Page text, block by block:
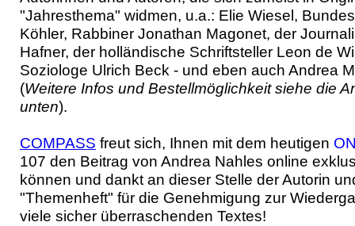
"Jahresthema" widmen, u.a.: Elie Wiesel,
Köhler, Rabbiner Jonathan Magonet, der
Hafner, der holländische Schriftsteller Leon de
Soziologe Ulrich Beck - und eben auch Andrea
(Weitere Infos und Bestellmöglichkeit siehe die
unten).
COMPASS freut sich, Ihnen mit dem heutigen
107 den Beitrag von Andrea Nahles online
können und dankt an dieser Stelle der Autorin
"Themenheft" für die Genehmigung zur
viele sicher überraschenden Textes!